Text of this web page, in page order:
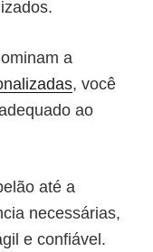
a
, você
ao
até a
necessárias,
e confiável.